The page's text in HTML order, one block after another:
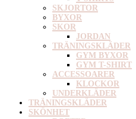
SKJORTOR
BYXOR
SKOR
JORDAN
TRÄNINGSKLÄDER
GYM BYXOR
GYM T-SHIRT
ACCESSOARER
KLOCKOR
UNDERKLÄDER
TRÄNINGSKLÄDER
SKÖNHET